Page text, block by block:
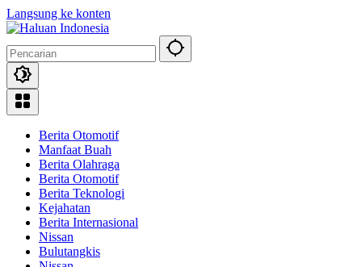
Langsung ke konten
Berita Otomotif
Manfaat Buah
Berita Olahraga
Berita Otomotif
Berita Teknologi
Kejahatan
Berita Internasional
Nissan
Bulutangkis